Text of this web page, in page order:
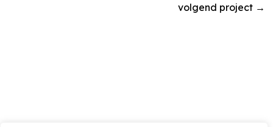
volgend project→